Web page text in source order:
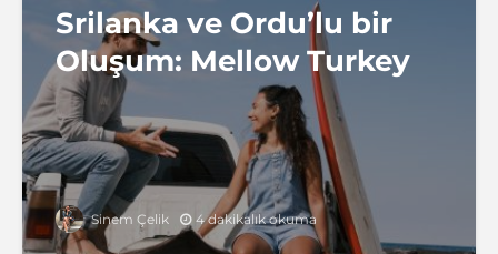
Srilanka ve Ordu’lu bir
Oluşum: Mellow Turkey
Sinem Çelik 4 dakikalık okuma